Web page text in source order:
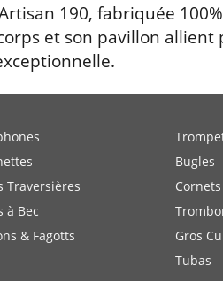
190, fabriquée
et son pavillon
Traversières
à Bec
& Fagotts
Bugles
Cornets
Gros
Tubas